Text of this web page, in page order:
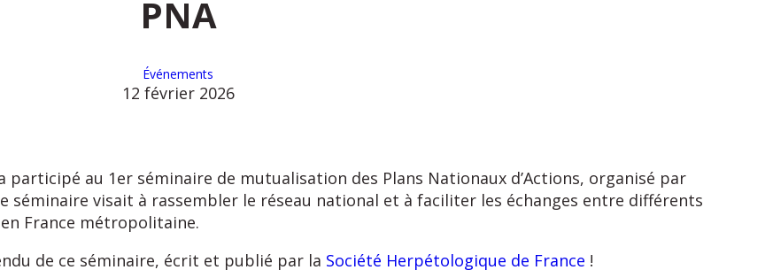
PNA
Événements
12 février 2026
participé au 1er séminaire de mutualisation des Plans Nationaux d’Actions, organisé par
séminaire visait à rassembler le réseau national et à faciliter les échanges entre différents
France métropolitaine.
de ce séminaire, écrit et publié par la Société Herpétologique de France !